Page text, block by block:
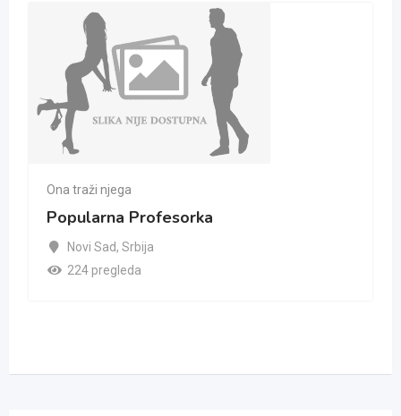
Ona traži njega
Popularna Profesorka
Novi Sad, Srbija
224 pregleda